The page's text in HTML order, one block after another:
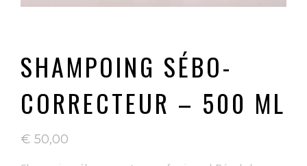
SHAMPOING SÉBO-
CORRECTEUR – 500 ML
€ 50,00